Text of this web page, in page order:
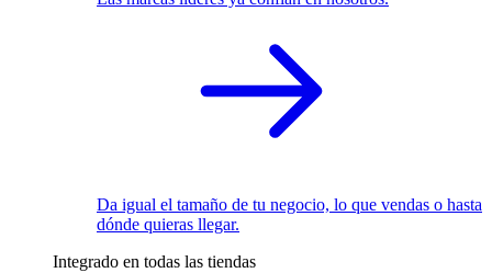
Da igual el tamaño de tu negocio, lo que vendas o hasta
dónde quieras llegar.
Integrado en todas las tiendas